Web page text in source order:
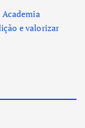
Academia
e valorizar